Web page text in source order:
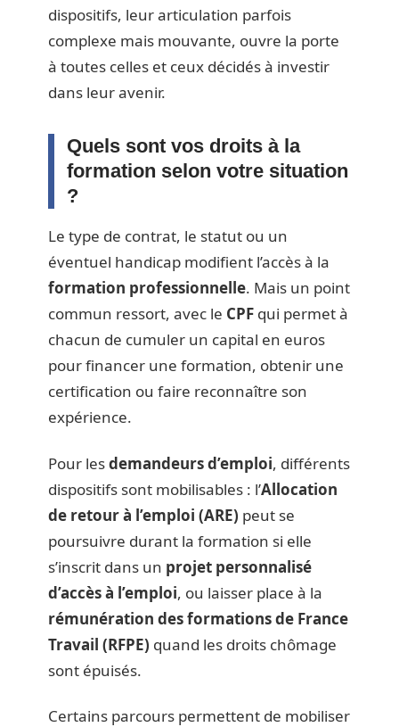
dispositifs, leur articulation parfois
complexe mais mouvante, ouvre la porte
à toutes celles et ceux décidés à investir
dans leur avenir.
Quels sont vos droits à la
formation selon votre situation
?
Le type de contrat, le statut ou un
éventuel handicap modifient l’accès à la
formation professionnelle. Mais un point
commun ressort, avec le CPF qui permet à
chacun de cumuler un capital en euros
pour financer une formation, obtenir une
certification ou faire reconnaître son
expérience.
Pour lesdemandeurs d’emploi, différents
dispositifs sont mobilisables : l’Allocation
de retour à l’emploi (ARE) peut se
poursuivre durant la formation si elle
s’inscrit dans un projet personnalisé
d’accès à l’emploi, ou laisser place à la
rémunération des formations de France
Travail (RFPE) quand les droits chômage
sont épuisés.
Certains parcours permettent de mobiliser